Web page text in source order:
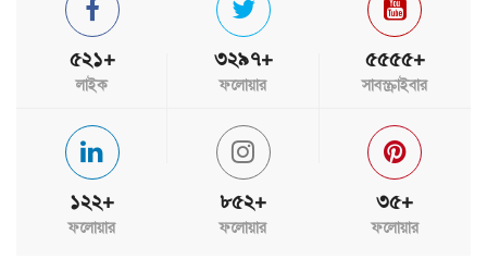
৫২১+
লাইক
৩২৯৭+
ফলোয়ার
৫৫৫৫+
সাবস্ক্রাইবার
১২২+
ফলোয়ার
৮৫২+
ফলোয়ার
৩৫+
ফলোয়ার